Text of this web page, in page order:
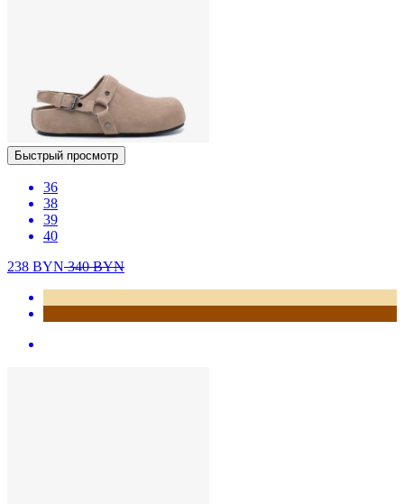
Быстрый просмотр
36
38
39
40
238 BYN340BYN